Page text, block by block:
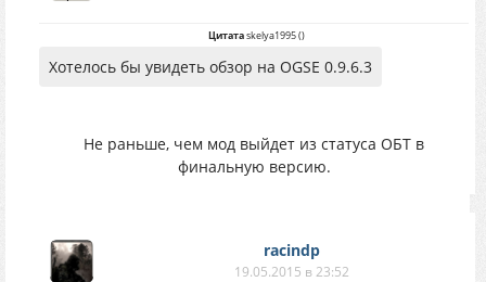
Цитатаskelya1995()
Хотелось бы увидеть обзор на OGSE 0.9.6.3
Не раньше, чем мод выйдет из статуса ОБТ в
финальную версию.
racindp
19.05.2015 в 23:52